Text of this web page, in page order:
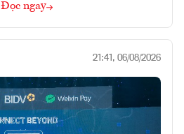
Đọc ngay
21:41, 06/08/2026